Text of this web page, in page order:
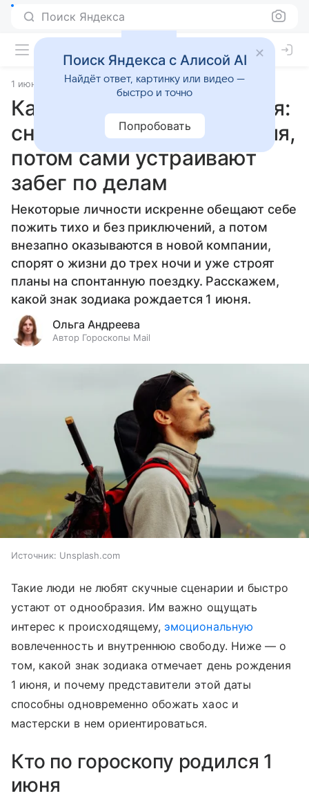
Поиск Яндекса
1 июня 2026 Источник:Гороскопы Mail Статьи
Какой знак зодиака 1 июня:
сначала хотят спокойствия,
потом сами устраивают
забег по делам
Некоторые личности искренне обещают себе
пожить тихо и без приключений, а потом
внезапно оказываются в новой компании,
спорят о жизни до трех ночи и уже строят
планы на спонтанную поездку. Расскажем,
какой знак зодиака рождается 1 июня.
Ольга Андреева
Автор Гороскопы Mail
Источник: Unsplash.com
Такие люди не любят скучные сценарии и быстро
устают от однообразия. Им важно ощущать
интерес к происходящему, эмоциональную
вовлеченность и внутреннюю свободу. Ниже — о
том, какой знак зодиака отмечает день рождения
1 июня, и почему представители этой даты
способны одновременно обожать хаос и
мастерски в нем ориентироваться.
Кто по гороскопу родился 1
июня
Поиск Яндекса с Алисой AI
Найдёт ответ, картинку или видео —
быстро и точно
Попробовать